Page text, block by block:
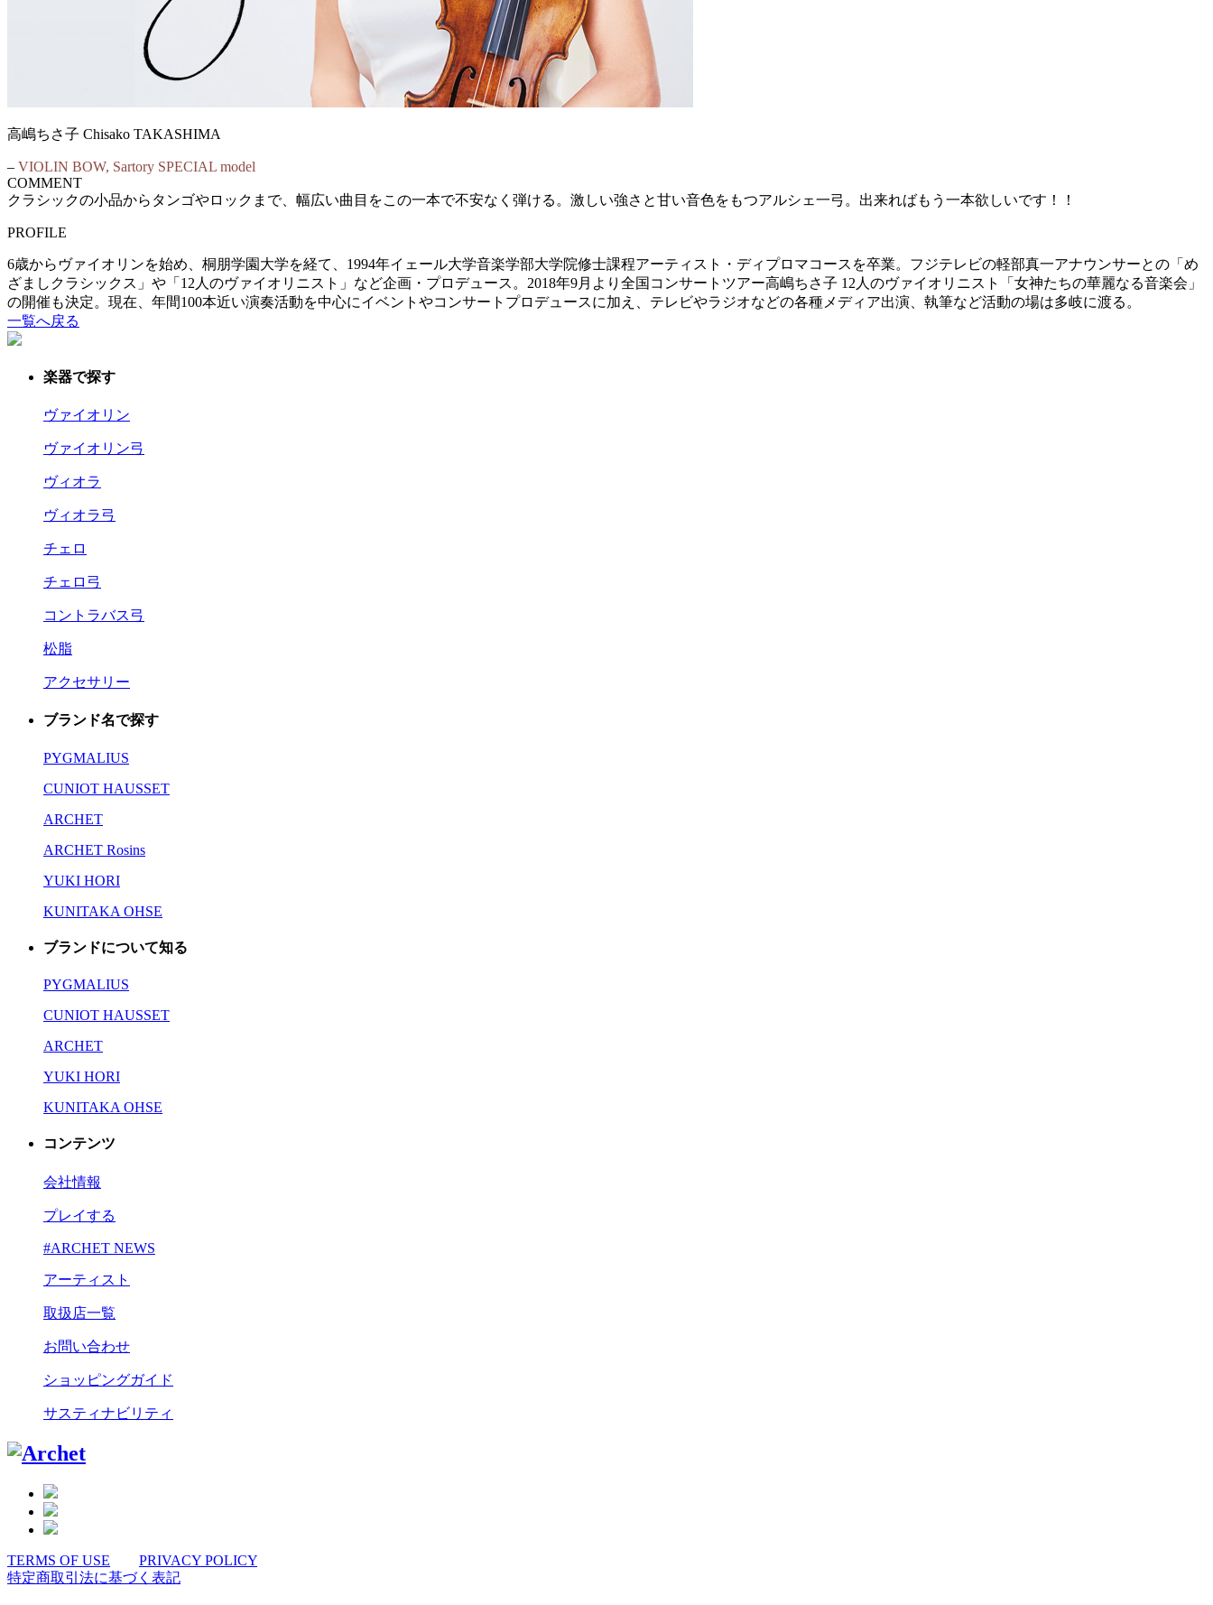
高嶋ちさ子 Chisako TAKASHIMA
– VIOLIN BOW, Sartory SPECIAL model
COMMENT
クラシックの小品からタンゴやロックまで、幅広い曲目をこの一本で不安なく弾ける。激しい強さと甘い音色をもつアルシェ一弓。出来ればもう一本欲しいです！！
PROFILE
6歳からヴァイオリンを始め、桐朋学園大学を経て、1994年イェール大学音楽学部大学院修士課程アーティスト・ディプロマコースを卒業。フジテレビの軽部真一アナウンサーとの「め
ざましクラシックス」や「12人のヴァイオリニスト」など企画・プロデュース。2018年9月より全国コンサートツアー高嶋ちさ子 12人のヴァイオリニスト「女神たちの華麗なる音楽会」
の開催も決定。現在、年間100本近い演奏活動を中心にイベントやコンサートプロデュースに加え、テレビやラジオなどの各種メディア出演、執筆など活動の場は多岐に渡る。
一覧へ戻る
楽器で探す
ヴァイオリン
ヴァイオリン弓
ヴィオラ
ヴィオラ弓
チェロ
チェロ弓
コントラバス弓
松脂
アクセサリー
ブランド名で探す
PYGMALIUS
CUNIOT HAUSSET
ARCHET
ARCHET Rosins
YUKI HORI
KUNITAKA OHSE
ブランドについて知る
PYGMALIUS
CUNIOT HAUSSET
ARCHET
YUKI HORI
KUNITAKA OHSE
コンテンツ
会社情報
プレイする
#ARCHET NEWS
アーティスト
取扱店一覧
お問い合わせ
ショッピングガイド
サスティナビリティ
TERMS OF USE
PRIVACY POLICY
特定商取引法に基づく表記